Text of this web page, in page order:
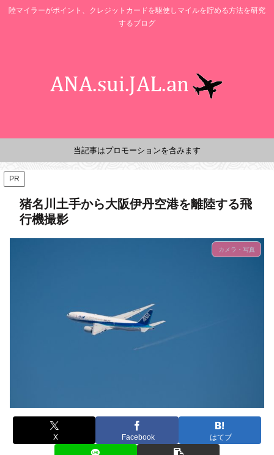
陸マイラーがポイント、クレジットカードを駆使しマイルを貯める方法を研究
するブログ
当記事はプロモーションを含みます
PR
猪名川土手から大阪伊丹空港を離陸する飛
行機撮影
カメラ・写真
X Facebook はてブ